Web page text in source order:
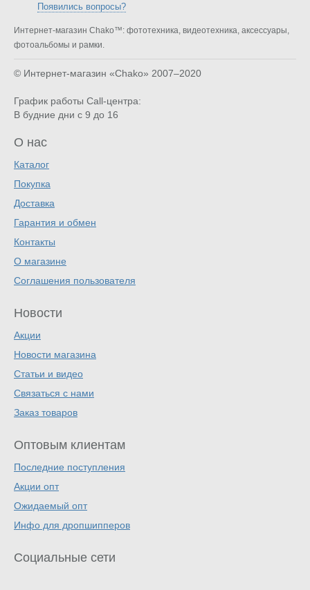
Появились вопросы?
Интернет-магазин Chako™: фототехника, видеотехника, аксессуары,
фотоальбомы и рамки.
© Интернет-магазин «Chako» 2007–2020
График работы Call-центра:
В будние дни с 9 до 16
О нас
Каталог
Покупка
Доставка
Гарантия и обмен
Контакты
О магазине
Соглашения пользователя
Новости
Акции
Новости магазина
Статьи и видео
Связаться с нами
Заказ товаров
Оптовым клиентам
Последние поступления
Акции опт
Ожидаемый опт
Инфо для дропшипперов
Социальные сети